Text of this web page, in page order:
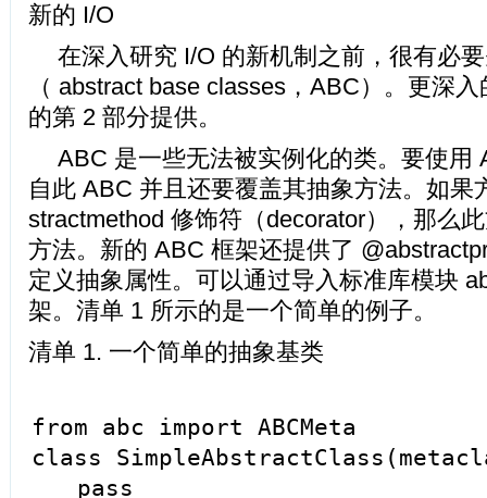
新的 I/O
在深入研究 I/O 的新机制之前，很有必
（ abstract base classes，ABC）。更深
的第 2 部分提供。
ABC 是一些无法被实例化的类。要使用
自此 ABC 并且还要覆盖其抽象方法。如果
stractmethod 修饰符（decorator），那么
方法。新的 ABC 框架还提供了
定义抽象属性。可以通过导入标准库模块
架。清单 1 所示的是一个简单的例子。
清单 1. 一个简单的抽象基类
from abc import ABCMeta
class
pass